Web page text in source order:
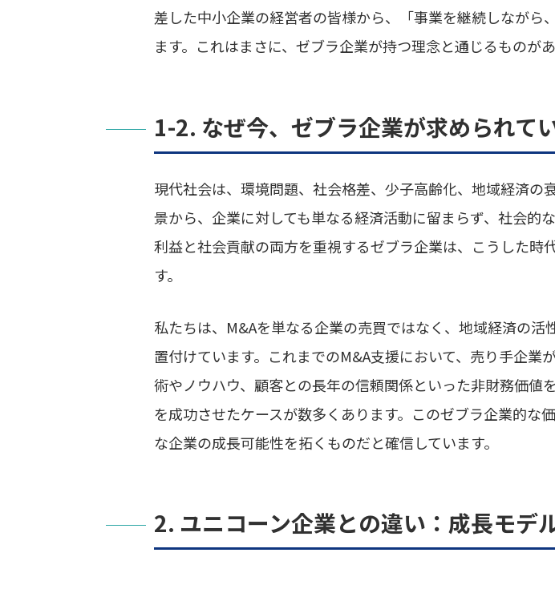
差した中小企業の経営者の皆様から、「事業を継続しなが
ます。これはまさに、ゼブラ企業が持つ理念と通じるものがあ
1-2. なぜ今、ゼブラ企業が求められて
現代社会は、環境問題、社会格差、少子高齢化、地域経済の
景から、企業に対しても単なる経済活動に留まらず、社会的
利益と社会貢献の両方を重視するゼブラ企業は、こうした時
す。
私たちは、M&Aを単なる企業の売買ではなく、地域経済の
置付けています。これまでのM&A支援において、売り手企
術やノウハウ、顧客との長年の信頼関係といった非財務価
を成功させたケースが数多くあります。このゼブラ企業的な
な企業の成長可能性を拓くものだと確信しています。
2. ユニコーン企業との違い：成長モデ